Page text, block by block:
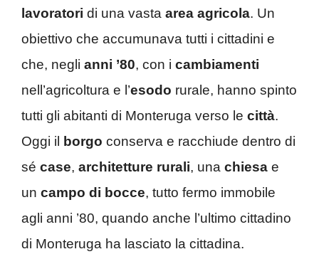
lavoratori di una vasta area agricola. Un
obiettivo che accumunava tutti i cittadini e
che, negli anni ’80, con i cambiamenti
nell’agricoltura e l’esodo rurale, hanno spinto
tutti gli abitanti di Monteruga verso le città.
Oggi il
borgo conserva e racchiude dentro di
sé case, architetture rurali, una chiesa e
un campo di bocce, tutto fermo immobile
agli anni ’80, quando anche l’ultimo cittadino
di Monteruga ha lasciato la cittadina.